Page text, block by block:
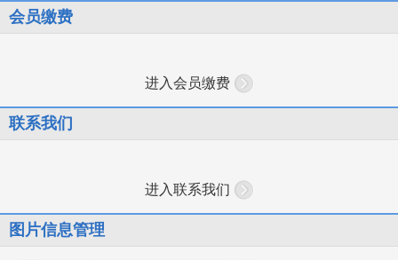
会员缴费
进入会员缴费
联系我们
进入联系我们
图片信息管理